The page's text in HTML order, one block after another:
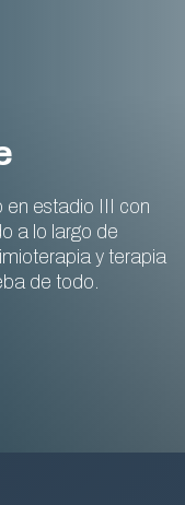
en estadio III con
a lo largo de
y terapia
de todo.